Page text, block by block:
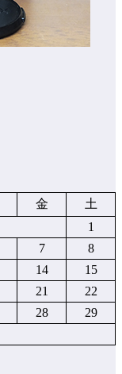
金
土
1
7
8
14
15
21
22
28
29